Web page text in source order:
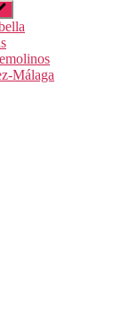
Málaga